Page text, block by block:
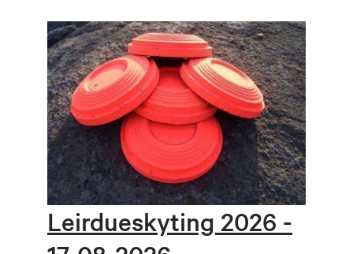
Leirdueskyting 2026 -